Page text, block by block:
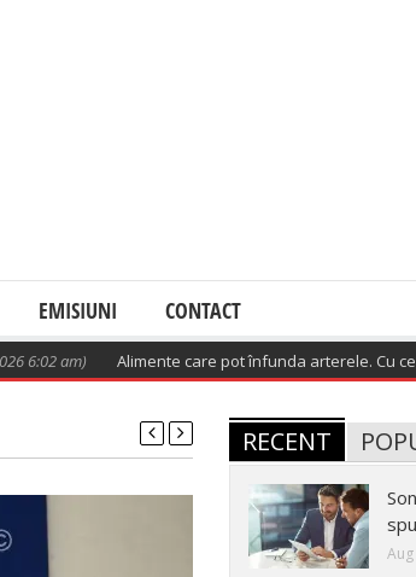
EMISIUNI CONTACT
Alimente care pot înfunda arterele. Cu ce le poţi
RECENT